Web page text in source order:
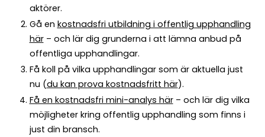
aktörer.
Gå en kostnadsfri utbildning i offentlig upphandling
här– och lär dig grunderna i att lämna anbud på
offentliga upphandlingar.
Få koll på vilka upphandlingar som är aktuella just
nu (du kan prova kostnadsfritt här).
Få en kostnadsfri mini-analys här– och lär dig vilka
möjligheter kring offentlig upphandling som finns i
just din bransch.